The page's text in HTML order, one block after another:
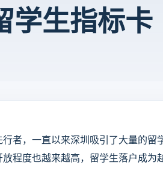
学生指标卡
者，一直以来深圳吸引了大量的留
程度也越来越高，留学生落户成为